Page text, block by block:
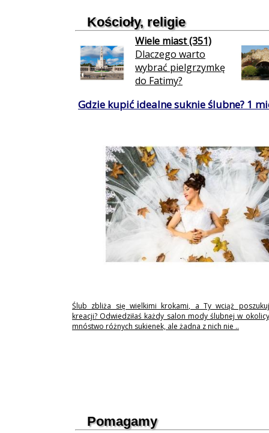
Kościoły, religie
Wiele miast (351)
Dlaczego warto
wybrać pielgrzymkę
do Fatimy?
Gdzie kupić idealne suknie ślubne? 1
Ślub zbliża się wielkimi krokami, a Ty wciąż
kreacji? Odwiedziłaś każdy salon mody ślubnej w
mnóstwo różnych sukienek, ale żadna z nich nie ..
Pomagamy